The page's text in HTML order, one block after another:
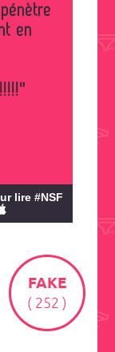
en
lire #NSF
FAKE
( 252 )